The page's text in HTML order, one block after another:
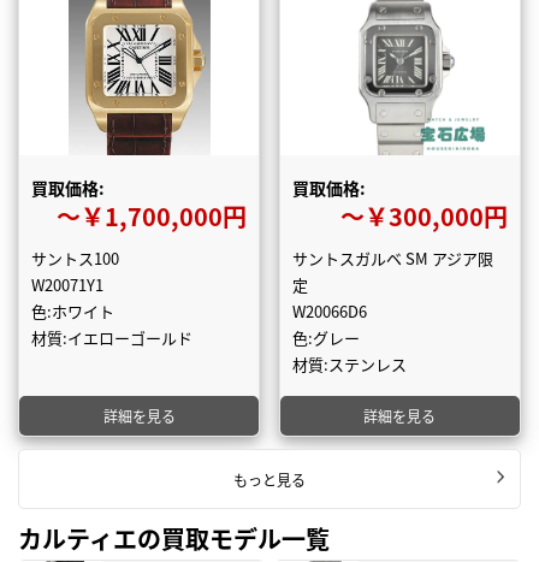
買取価格:
〜￥1,700,000円
サントス100
W20071Y1
色:ホワイト
材質:イエローゴールド
詳細を見る
買取価格:
〜￥300,000円
サントスガルベ SM アジア限
定
W20066D6
色:グレー
材質:ステンレス
詳細を見る
もっと見る
カルティエの買取モデル一覧